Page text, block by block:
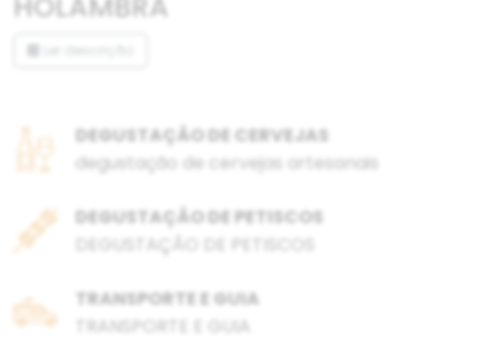
DEGUSTAÇÃO DE CERVEJAS
degustação de cervejas artesanais
DEGUSTAÇÃO DE PETISCOS
DEGUSTAÇÃO DE PETISCOS
TRANSPORTE E GUIA
TRANSPORTE E GUIA